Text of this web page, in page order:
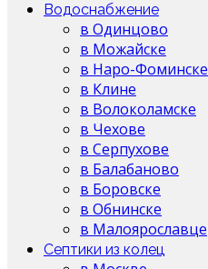
Водоснабжение
в Одинцово
в Можайске
в Наро-Фоминске
в Клине
в Волоколамске
в Чехове
в Серпухове
в Балабаново
в Боровске
в Обнинске
в Малоярославце
Септики из колец